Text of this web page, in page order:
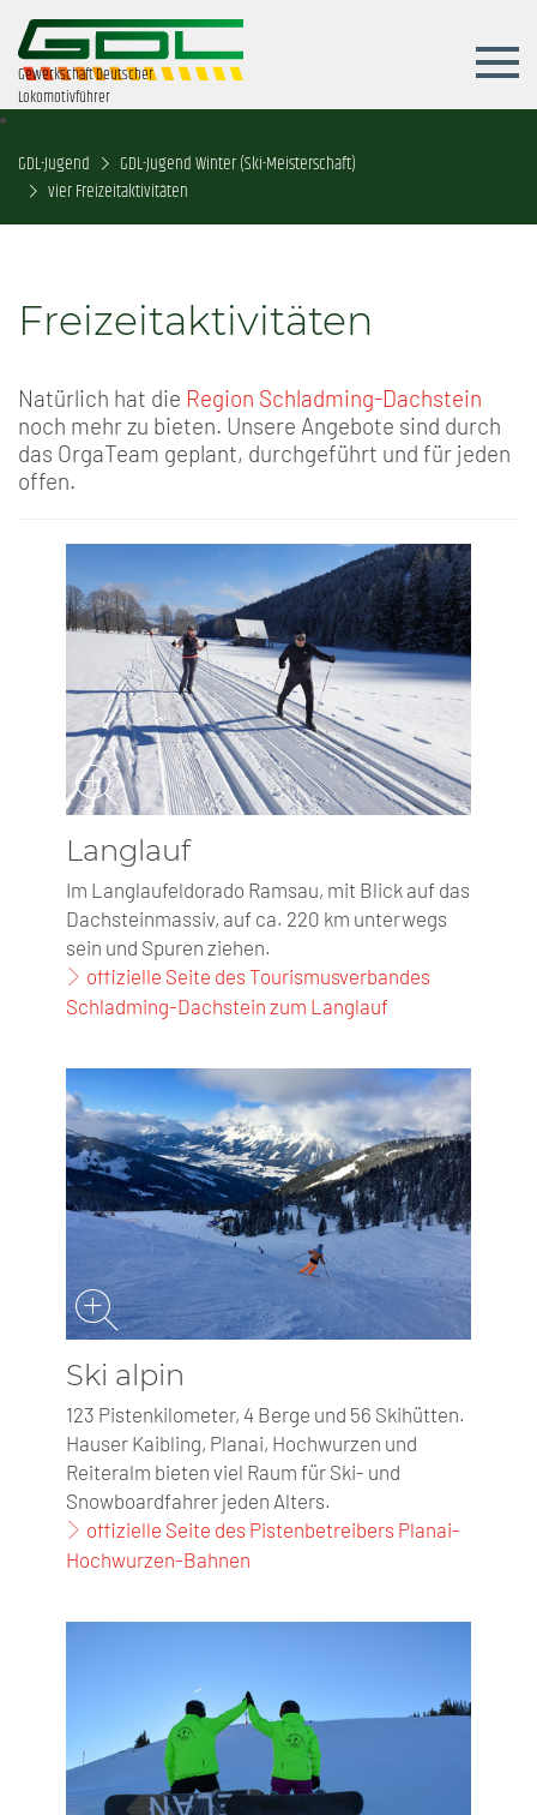
Gewerkschaft Deutscher
Lokomotivführer
GDL-Jugend
GDL-Jugend Winter (Ski-Meisterschaft)
vier Freizeitaktivitäten
Freizeitaktivitäten
Natürlich hat die Region Schladming-Dachstein
noch mehr zu bieten. Unsere Angebote sind durch
das OrgaTeam geplant, durchgeführt und für jeden
offen.
Langlauf
Im Langlaufeldorado Ramsau, mit Blick auf das
Dachsteinmassiv, auf ca. 220 km unterwegs
sein und Spuren ziehen.
offizielle Seite des Tourismusverbandes
Schladming-Dachstein zum Langlauf
Ski alpin
123 Pistenkilometer, 4 Berge und 56 Skihütten.
Hauser Kaibling, Planai, Hochwurzen und
Reiteralm bieten viel Raum für Ski- und
Snowboardfahrer jeden Alters.
offizielle Seite des Pistenbetreibers Planai-
Hochwurzen-Bahnen